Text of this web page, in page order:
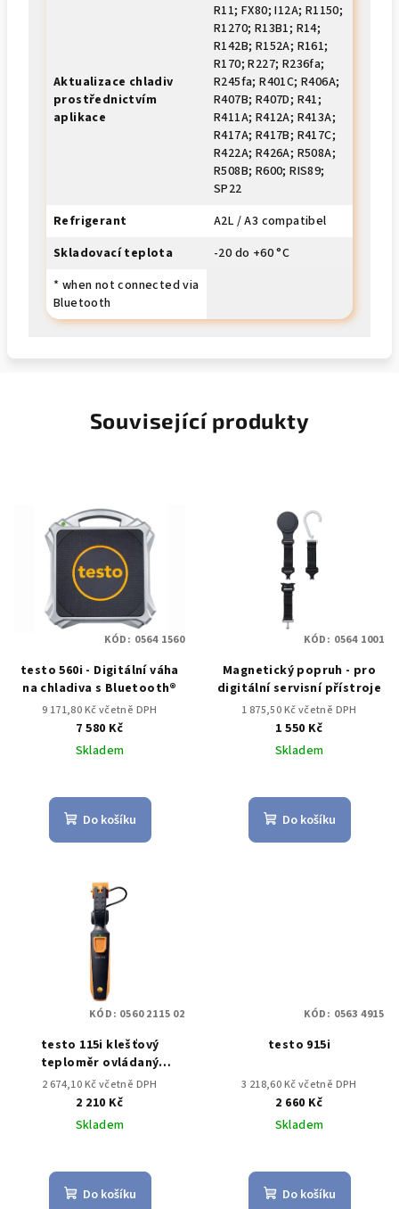
Aktualizace chladiv
prostřednictvím
aplikace
R11; FX80; I12A; R1150;
R1270; R13B1; R14;
R142B; R152A; R161;
R170; R227; R236fa;
R245fa; R401C; R406A;
R407B; R407D; R41;
R411A; R412A; R413A;
R417A; R417B; R417C;
R422A; R426A; R508A;
R508B; R600; RIS89;
SP22
Refrigerant
A2L / A3 compatibel
Skladovací teplota
-20 do +60 °C
* when not connected via
Bluetooth
Související produkty
testo 560i - Digitální váha
na chladiva s Bluetooth®
9 171,80 Kč včetně DPH
7 580 Kč
Skladem
Do košíku
KÓD: 0564 1560
Magnetický popruh - pro
digitální servisní přístroje
1 875,50 Kč včetně DPH
1 550 Kč
Skladem
Do košíku
KÓD: 0564 1001
testo 115i klešťový
teploměr ovládaný
chytrým telefonem
2 674,10 Kč včetně DPH
2 210 Kč
Skladem
Do košíku
KÓD: 0560 2115 02
testo 915i
3 218,60 Kč včetně DPH
2 660 Kč
Skladem
Do košíku
KÓD: 0563 4915